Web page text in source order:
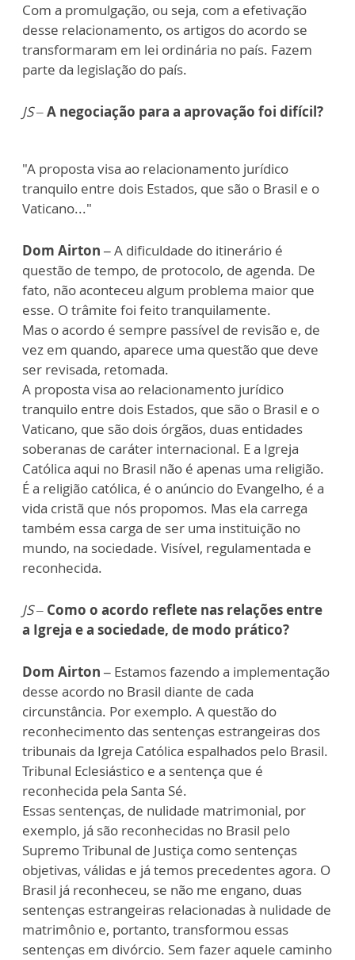
Com a promulgação, ou seja, com a efetivação
desse relacionamento, os artigos do acordo se
transformaram em lei ordinária no país. Fazem
parte da legislação do país.
JS –A negociação para a aprovação foi difícil?
"A proposta visa ao relacionamento jurídico
tranquilo entre dois Estados, que são o Brasil e o
Vaticano..."
Dom Airton –A dificuldade do itinerário é
questão de tempo, de protocolo, de agenda. De
fato, não aconteceu algum problema maior que
esse. O trâmite foi feito tranquilamente.
Mas o acordo é sempre passível de revisão e, de
vez em quando, aparece uma questão que deve
ser revisada, retomada.
A proposta visa ao relacionamento jurídico
tranquilo entre dois Estados, que são o Brasil e o
Vaticano, que são dois órgãos, duas entidades
soberanas de caráter internacional. E a Igreja
Católica aqui no Brasil não é apenas uma religião.
É a religião católica, é o anúncio do Evangelho, é a
vida cristã que nós propomos. Mas ela carrega
também essa carga de ser uma instituição no
mundo, na sociedade. Visível, regulamentada e
reconhecida.
JS – Como o acordo reflete nas relações entre
a Igreja e a sociedade, de modo prático?
Dom Airton – Estamos fazendo a implementação
desse acordo no Brasil diante de cada
circunstância. Por exemplo. A questão do
reconhecimento das sentenças estrangeiras dos
tribunais da Igreja Católica espalhados pelo Brasil.
Tribunal Eclesiástico e a sentença que é
reconhecida pela Santa Sé.
Essas sentenças, de nulidade matrimonial, por
exemplo, já são reconhecidas no Brasil pelo
Supremo Tribunal de Justiça como sentenças
objetivas, válidas e já temos precedentes agora. O
Brasil já reconheceu, se não me engano, duas
sentenças estrangeiras relacionadas à nulidade de
matrimônio e, portanto, transformou essas
sentenças em divórcio. Sem fazer aquele caminho